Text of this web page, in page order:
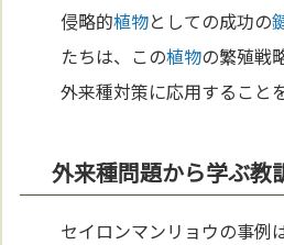
侵略的植物としての成功の
たちは、この植物の繁殖戦
外来種対策に応用すること
外来種問題から学ぶ教
セイロンマンリョウの事例